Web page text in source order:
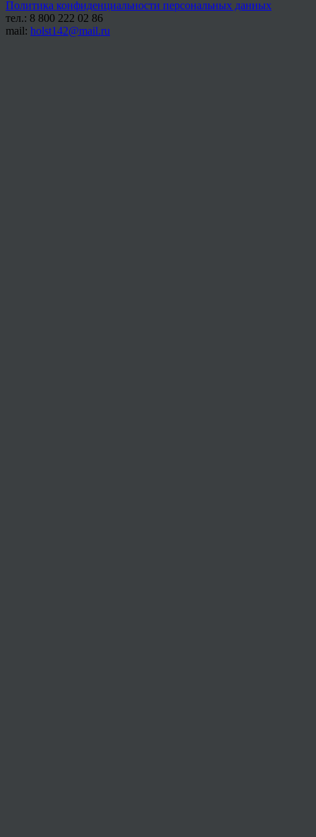
Политика конфиденциальности персональных данных
тел.: 8 800 222 02 86
mail: holst142@mail.ru